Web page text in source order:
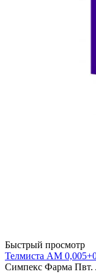
Быстрый просмотр
Телмиста АМ
Симпекс Фарма Пвт.